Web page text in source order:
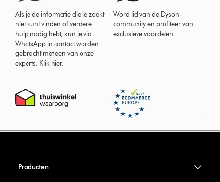
Als je de informatie die je zoekt
niet kunt vinden of verdere
hulp nodig hebt, kun je via
WhatsApp in contact worden
gebracht met een van onze
experts. Klik hier.
Word lid van de Dyson-
community en profiteer van
exclusieve voordelen
Producten